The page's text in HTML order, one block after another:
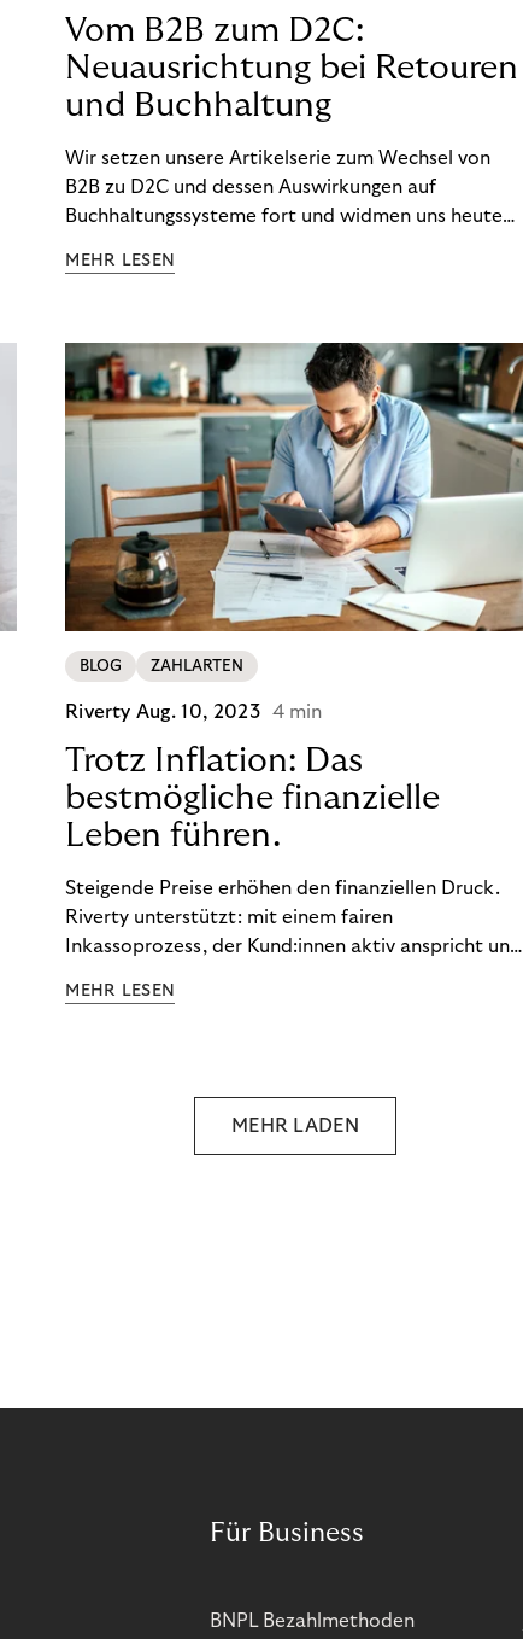
Vom B2B zum D2C:
Neuausrichtung bei Retouren
und Buchhaltung
Wir setzen unsere Artikelserie zum Wechsel von
B2B zu D2C und dessen Auswirkungen auf
Buchhaltungssysteme fort und widmen uns heute
im D2C-Bereich.
MEHR LESEN
BLOG ZAHLARTEN
Riverty Aug. 10, 2023 4 min
Trotz Inflation: Das
bestmögliche finanzielle
Leben führen.
Steigende Preise erhöhen den finanziellen Druck.
Riverty unterstützt: mit einem fairen
Inkassoprozess, der Kund:innen aktiv anspricht und
Finanzbildung ermöglicht. So bleiben Menschen
MEHR LESEN
MEHR LADEN
Für Business
BNPL Bezahlmethoden